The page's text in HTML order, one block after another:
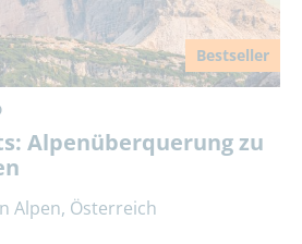
Bestseller
Alpenüberquerung zu
Alpen, Österreich